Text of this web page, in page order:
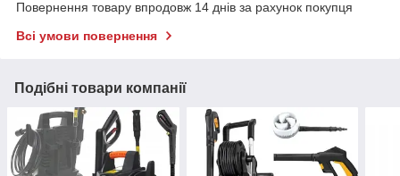
Повернення товару впродовж 14 днів за рахунок покупця
Всі умови повернення
Подібні товари компанії